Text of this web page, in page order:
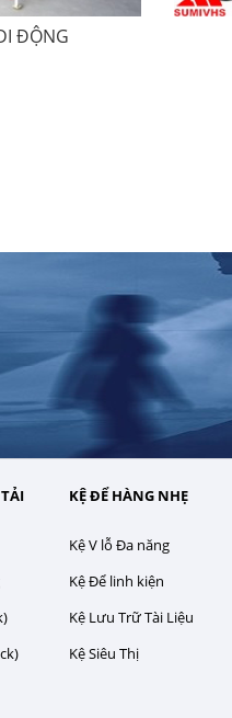
ĐỘNG
KỆ ĐỂ HÀNG NHẸ
Kệ V lỗ Đa năng
Kệ Để linh kiện
Kệ Lưu Trữ Tài Liệu
Kệ Siêu Thị